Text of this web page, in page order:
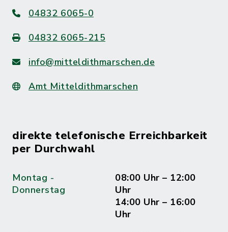
04832 6065-0
04832 6065-215
info@mitteldithmarschen.de
Amt Mitteldithmarschen
direkte telefonische Erreichbarkeit
per Durchwahl
Montag -
Donnerstag
08:00 Uhr – 12:00
Uhr
14:00 Uhr – 16:00
Uhr